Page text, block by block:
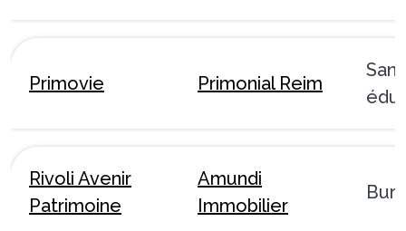
Primovie Primonial Reim
Rivoli Avenir
Patrimoine
Amundi
Immobilier